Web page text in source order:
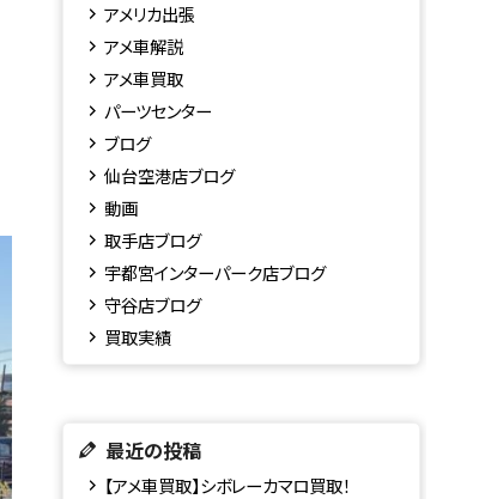
アメリカ出張
アメ車解説
アメ車買取
パーツセンター
ブログ
仙台空港店ブログ
動画
取手店ブログ
宇都宮インターパーク店ブログ
守谷店ブログ
買取実績
最近の投稿
【アメ車買取】シボレーカマロ買取！